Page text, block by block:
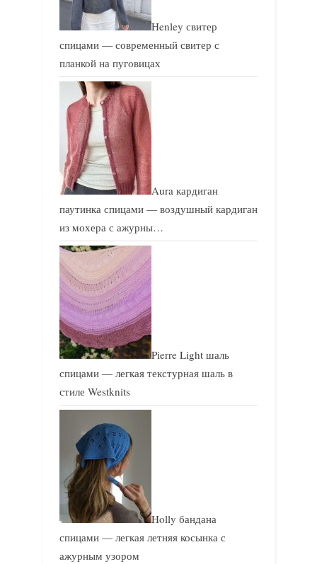
Henley свитер
спицами — современный свитер с
планкой на пуговицах
Aura кардиган
паутинка спицами — воздушный кардиган
из мохера с ажурны…
Pierre Light шаль
спицами — легкая текстурная шаль в
стиле Westknits
Holly бандана
спицами — легкая летняя косынка с
ажурным узором